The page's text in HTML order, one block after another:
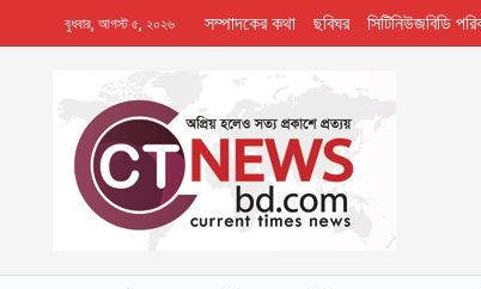
বুধবার, আগস্ট ৫, ২০২৬ সম্পাদকের কথা ছবিঘর সিটিনিউজবিডি